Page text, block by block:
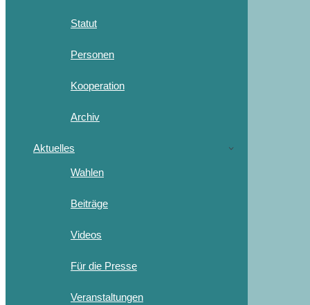
Statut
Personen
Kooperation
Archiv
Aktuelles
Wahlen
Beiträge
Videos
Für die Presse
Veranstaltungen